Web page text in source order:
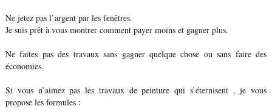
Ne jetez pas l’argent par les fenêtres.
Je suis prêt à vous montrer comment payer moins et gagner plus.
Ne faites pas des travaux sans gagner quelque chose ou sans faire des
économies.
Si vous n’aimez pas les travaux de peinture qui s’éternisent , je vous
propose les formules :